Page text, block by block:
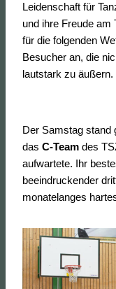
Leidenschaft für
und ihre Freude am
für die folgenden
Besucher an, die
lautstark zu äußern.
Der Samstag stand
das C-Team des
aufwartete. Ihr
beeindruckender
monatelanges